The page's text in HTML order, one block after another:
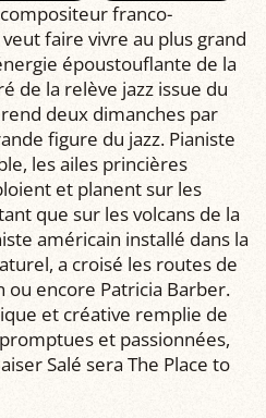
franco-
faire vivre au plus grand
époustouflante de la
de la relève jazz issue du
deux dimanches par
figure du jazz. Pianiste
les ailes princières
et planent sur les
que sur les volcans de la
américain installé dans la
a croisé les routes de
ou encore Patricia Barber.
et créative remplie de
et passionnées,
Salé sera The Place to